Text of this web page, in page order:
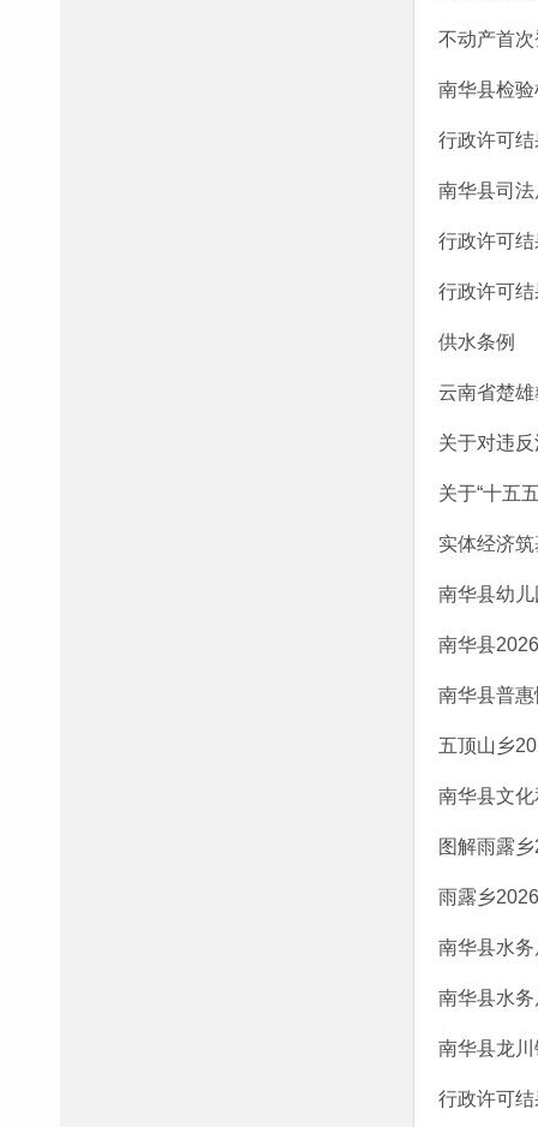
不动产首
南华县检
行政许可
南华县司
行政许可
行政许可
供水条例
云南省楚
关于对违
关于“十五
实体经济
南华县幼
南华县
南华县普
五顶山乡
南华县文
图解雨露
雨露乡
南华县水
南华县水
南华县龙
行政许可